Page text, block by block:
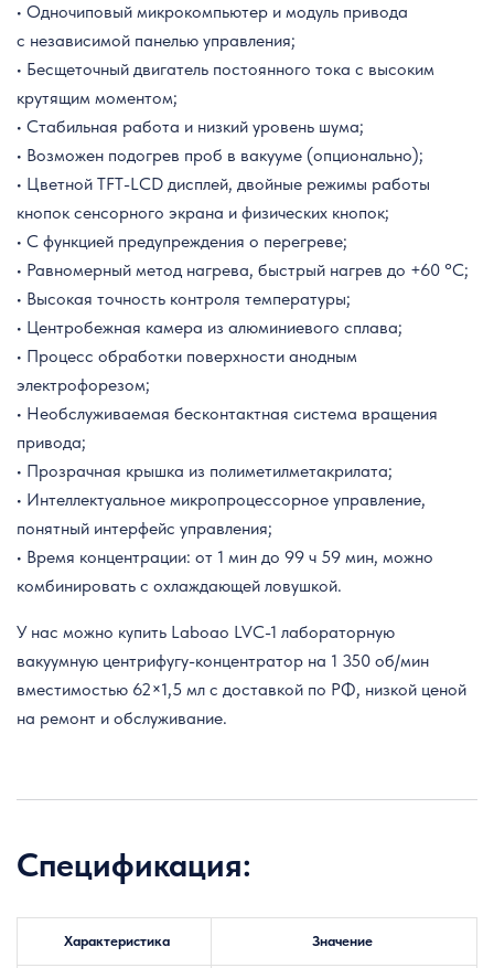
• Одночиповый микрокомпьютер и модуль привода
с независимой панелью управления;
• Бесщеточный двигатель постоянного тока с высоким
крутящим моментом;
• Стабильная работа и низкий уровень шума;
• Возможен подогрев проб в вакууме (опционально);
• Цветной TFT-LCD дисплей, двойные режимы работы
кнопок сенсорного экрана и физических кнопок;
• С функцией предупреждения о перегреве;
• Равномерный метод нагрева, быстрый нагрев до +60 °C;
• Высокая точность контроля температуры;
• Центробежная камера из алюминиевого сплава;
• Процесс обработки поверхности анодным
электрофорезом;
• Необслуживаемая бесконтактная система вращения
привода;
• Прозрачная крышка из полиметилметакрилата;
• Интеллектуальное микропроцессорное управление,
понятный интерфейс управления;
• Время концентрации: от 1 мин до 99 ч 59 мин, можно
комбинировать с охлаждающей ловушкой.
У нас можно купить Laboao LVC-1 лабораторную
вакуумную центрифугу-концентратор на 1 350 об/мин
вместимостью 62×1,5 мл с доставкой по РФ, низкой ценой
на ремонт и обслуживание.
Спецификация:
Характеристика Значение